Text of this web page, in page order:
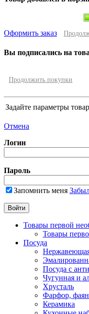
Оформить заказ
Вы подписались на
Продолжить покупки
Задайте параметры
Отмена
Логин
Пароль
Запомнить меня
Товары первой
Товары
Посуда
Посуда с
Чугунная и
Хрусталь
Фарфор,
Керамика